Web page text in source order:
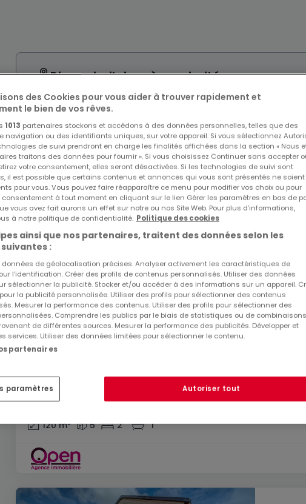
Biens similaires à proximité
Vous n'avez pas trouvé de biens qui vous intéressent ?
intéresser.
Maison à vendre
274 000 €
120 m² 5 2 1
des Cookies pour vous aider à trouver rapidement et
le bien de vos rêves.
1013 partenaires stockons et accédons à des données personnelles, telles que des
navigation ou des identifiants uniques, sur votre appareil. Si vous sélectionnez
de suivi prendront en charge les finalités affichées dans la section « Nous
traitons des données pour fournir ». Si vous choisissez Continuer sans accepter
votre consentement, elles seront désactivées. Si les technologies de suivi sont
il est possible que certains contenus et annonces qui vous sont présentés ne soient
pour vous. Vous pouvez faire réapparaître ce menu pour modifier vos choix ou pour
consentement à tout moment en cliquant sur le lien Gérer les paramètres en bas de
vous avez fait aurons un effet sur notre ou nos Site Web. Pour plus d’informations,
à notre politique de confidentialité. Politique des cookies
ainsi que nos partenaires, traitent des données selon les
:
données de géolocalisation précises. Analyser activement les caractéristiques de
l’identification. Créer des profils de contenus personnalisés. Utiliser des données
sélectionner la publicité. Stocker et/ou accéder à des informations sur un appareil.
la publicité personnalisée. Utiliser des profils pour sélectionner des contenus
Mesurer la performance des contenus. Utiliser des profils pour sélectionner des
Comprendre les publics par le biais de statistiques ou de
de différentes sources. Mesurer la performance des publicités. Développer et
services. Utiliser des données limitées pour sélectionner le contenu.
partenaires
paramètres Autoriser tout